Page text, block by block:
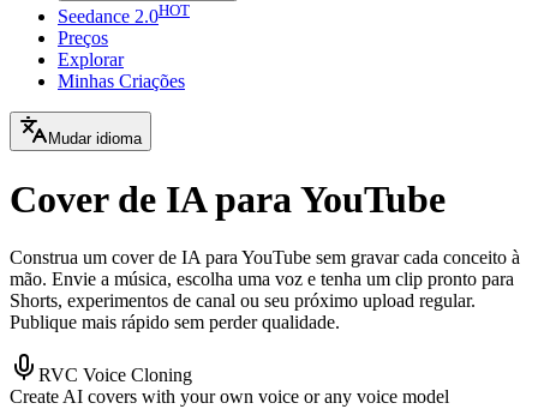
Seedance 2.0HOT
Preços
Explorar
Minhas Criações
Mudar idioma
Cover de IA para YouTube
Construa um cover de IA para YouTube sem gravar cada conceito à
mão. Envie a música, escolha uma voz e tenha um clip pronto para
Shorts, experimentos de canal ou seu próximo upload regular.
Publique mais rápido sem perder qualidade.
RVC Voice Cloning
Create AI covers with your own voice or any voice model